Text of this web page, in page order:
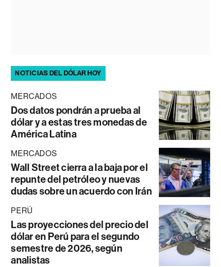
NOTICIAS DEL DÓLAR HOY
MERCADOS
Dos datos pondrán a prueba al
dólar y a estas tres monedas de
América Latina
MERCADOS
Wall Street cierra a la baja por el
repunte del petróleo y nuevas
dudas sobre un acuerdo con Irán
PERÚ
Las proyecciones del precio del
dólar en Perú para el segundo
semestre de 2026, según
analistas